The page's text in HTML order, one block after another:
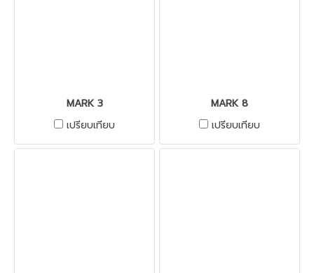
MARK 3
เปรียบเทียบ
MARK 8
เปรียบเทียบ